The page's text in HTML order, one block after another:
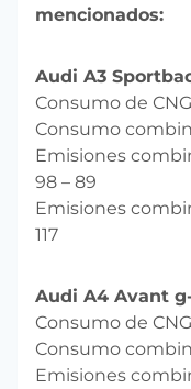
mencionados:
Audi A3
Consumo de
Consumo
Emisiones
98 – 89
Emisiones
117
Audi A4 Avant
Consumo de
Consumo
Emisiones